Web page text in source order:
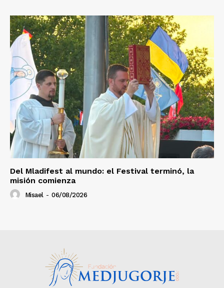
Del Mladifest al mundo: el Festival terminó, la
misión comienza
Misael - 06/08/2026